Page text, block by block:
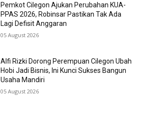
Pemkot Cilegon Ajukan Perubahan KUA-
PPAS 2026, Robinsar Pastikan Tak Ada
Lagi Defisit Anggaran
05 August 2026
Alfi Rizki Dorong Perempuan Cilegon Ubah
Hobi Jadi Bisnis, Ini Kunci Sukses Bangun
Usaha Mandiri
05 August 2026